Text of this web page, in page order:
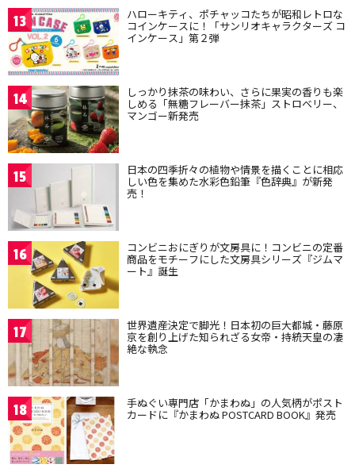
13 ハローキティ、ポチャッコたちが昭和レトロな
コインケースに！「サンリオキャラクターズ コ
インケース」第２弾
14 しっかり抹茶の味わい、さらに果実の香りも楽
しめる「無糖フレーバー抹茶」ストロベリー、
マンゴー新発売
15 日本の四季折々の植物や情景を描くことに相応
しい色を集めた水彩色鉛筆『色辞典』が新発
売！
16 コンビニおにぎりが文房具に！コンビニの定番
商品をモチーフにした文房具シリーズ『ジムマ
ート』誕生
17 世界遺産決定で脚光！日本初の巨大都城・藤原
京を創り上げた知られざる女帝・持統天皇の凄
絶な執念
18 手ぬぐい専門店「かまわぬ」の人気柄がポスト
カードに『かまわぬ POSTCARD BOOK』発売